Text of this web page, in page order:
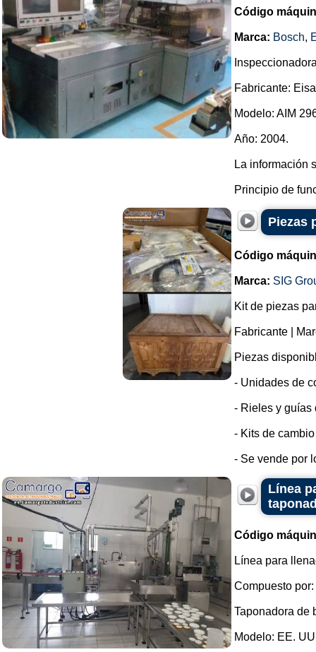
Código
Marca: Bosch,
Fabricante:
Modelo: AIM
Año: 2004.
La información
Principio de
Piezas
Código
Marca: SIG
Kit de piezas
Fabricante |
Piezas
- Unidades de
- Rieles y guías
- Kits de
- Se vende por
Línea
Código
Línea para
Compuesto por:
Taponadora de
Modelo: EE.